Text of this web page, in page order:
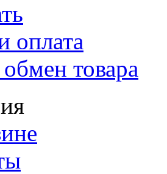
оплата
товара